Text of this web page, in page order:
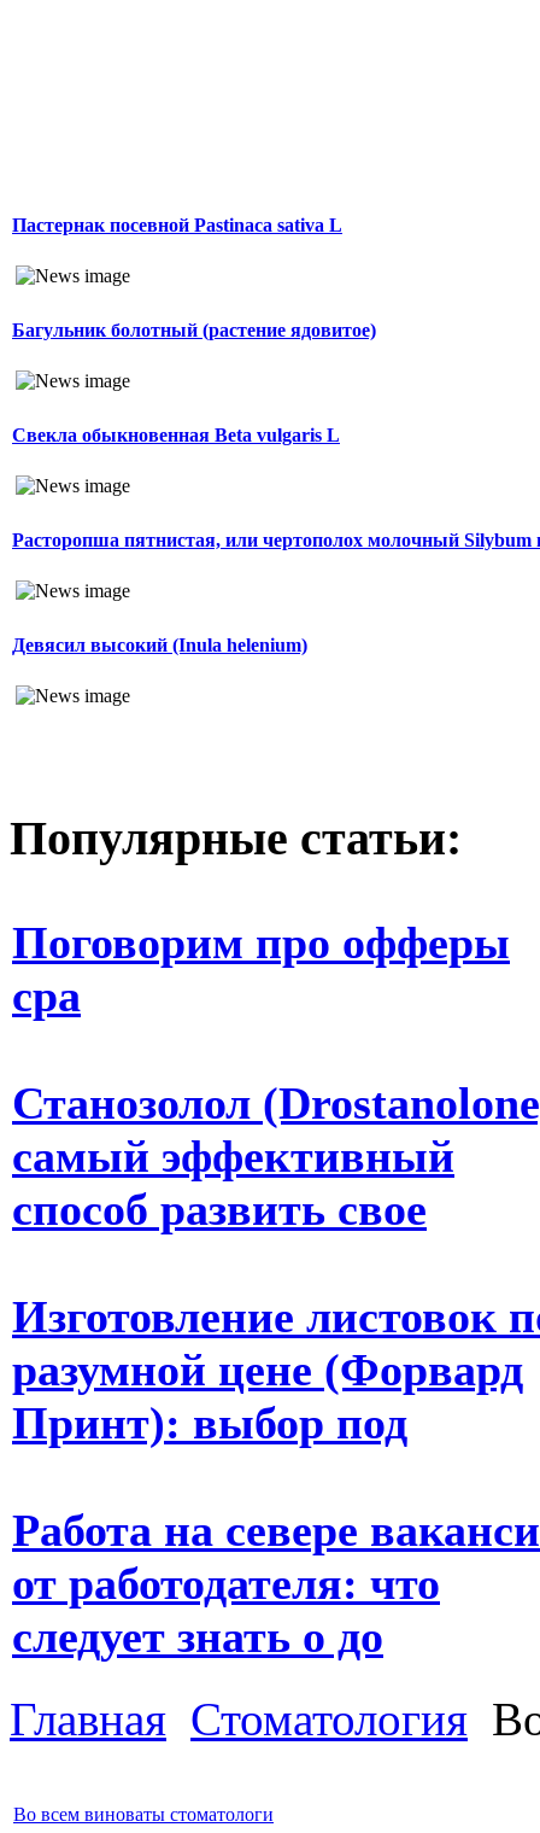
Пастернак посевной Pastinaca sativa L
Багульник болотный (растение ядовитое)
Свекла обыкновенная Beta vulgaris L
Расторопша пятнистая, или чертополох молочный Silybum
Девясил высокий (Inula helenium)
Популярные статьи:
Поговорим про офферы
cpa
Станозолол
самый эффективный
способ развить свое
Изготовление листовок
разумной цене (Форвард
Принт): выбор под
Работа на севере
от работодателя: что
следует знать о до
Главная Стоматология
Во всем виноваты стоматологи